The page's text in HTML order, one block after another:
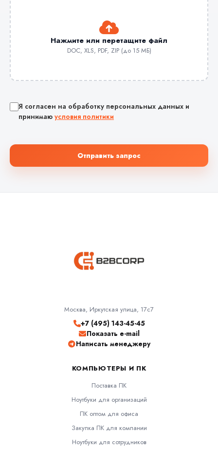
Нажмите или перетащите файл
DOC, XLS, PDF, ZIP (до 15 МБ)
Я согласен на обработку персональных данных и
принимаю условия политики
Отправить запрос
Москва, Иркутская улица, 17с7
+7 (495) 143-45-45
Показать e-mail
Написать менеджеру
КОМПЬЮТЕРЫ И ПК
Поставка ПК
Ноутбуки для организаций
ПК оптом для офиса
Закупка ПК для компании
Ноутбуки для сотрудников